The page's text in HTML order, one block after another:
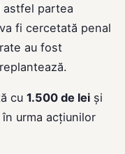
astfel partea
fi cercetată penal
au fost
cu 1.500 de lei și
urma acțiunilor